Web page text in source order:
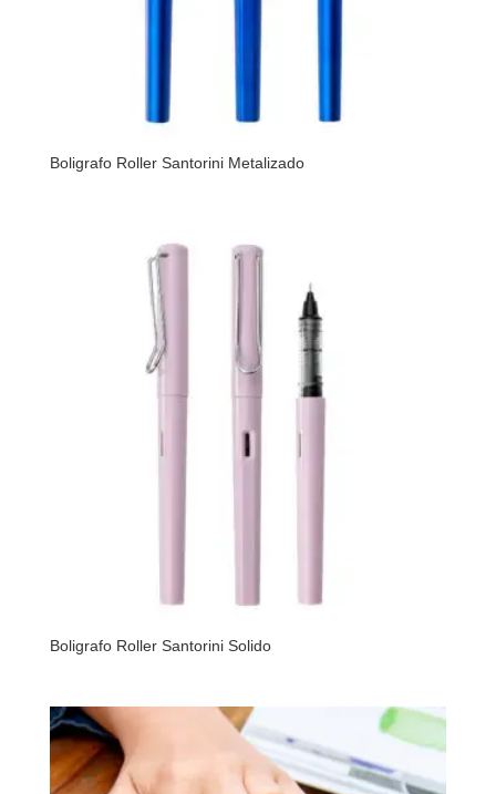
Boligrafo Roller Santorini Metalizado
Boligrafo Roller Santorini Solido